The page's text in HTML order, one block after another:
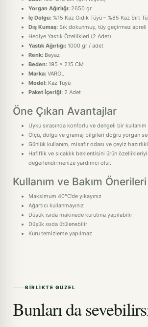
Yorgan Ağırlığı: 2650 gr
İç Dolgu: %15 Kaz Gıdık Tüyü – %85 Kaz Sırt
Dış Kumaş: Sık dokunmuş, tüy geçirmez
Hediye Yastık Özellikleri (2 Adet)
Yastık Ağırlığı: 1000 gr / adet
Renk: Beyaz
Beden: 195 x 215 CM
Marka: VAROL
Model: Kaz Tüyü
Paket İçeriği: 2 Adet
Öne Çıkan Avantajlar
Uyku sırasında konforlu ve dengeli bir
Ölçü, dolgu ve gramaj bilgileri doğru yorgan
Günlük kullanım, misafir odası ve çeyiz
Hafiflik ve sıcaklık beklentisini ürün
değerlendirmenize yardımcı olur.
Kullanım ve Bakım Önerileri
Maksimum 40°C’de yıkayınız
Ağartıcı kullanmayınız
Düşük ısıda makinede kurutma yapılabilir
Düşük ısıda ütülenebilir
Kuru temizleme yapılmaz
BIRLIKTE GÜZEL
Bunları da